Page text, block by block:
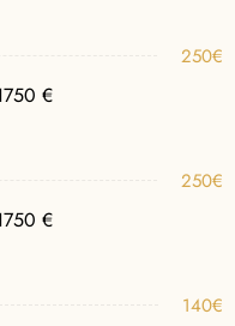
250€
€
250€
€
140€